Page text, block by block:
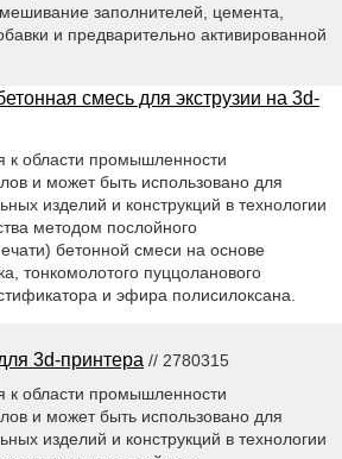
заполнителей, цемента,
и предварительно активированной
смесь для экструзии на 3d-
к области промышленности
и может быть использовано для
изделий и конструкций в технологии
методом послойного
бетонной смеси на основе
тонкомолотого пуццоланового
и эфира полисилоксана.
3d-принтера // 2780315
к области промышленности
и может быть использовано для
изделий и конструкций в технологии